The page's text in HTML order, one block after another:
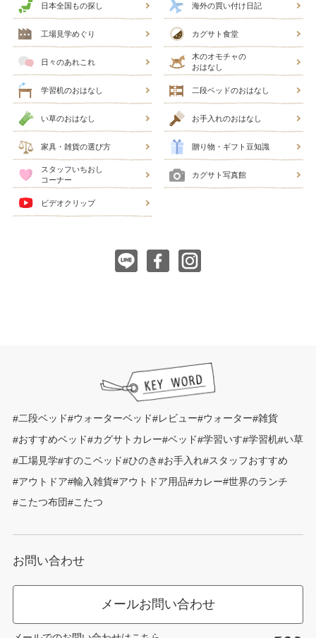
日本全国もの探し 海外の買い付け日記
工場見学めぐり カグサト食堂
日々のあれこれ
木のオモチャの
おはなし
学習机のおはなし 二段ベッドのおはなし
い草のおはなし お手入れのおはなし
家具・雑貨の選び方 贈り物・ギフト豆知識
スタッフいちおし
コーナー
カグサト写真館
ビデオクリップ
二段ベッド ウォーターベッド レビュー ウォーター 雑貨
おすすめベッド
カグサトカレー ベッド 学習いす 学習机 い草
工場見学 すのこベッド ひのき お手入れ スタッフおすすめ
アウトドア 輸入雑貨 アウトドア用品 カレー 世界のランチ
こたつ布団
こたつ
お問い合わせ
メールお問い合わせ